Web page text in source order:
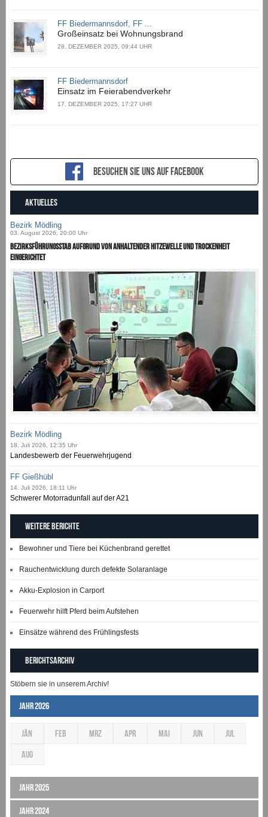
FF Biedermannsdorf, FF ...
Großeinsatz bei Wohnungsbrand
28. DEZEMBER 2025, 09:44 UHR
FF Biedermannsdorf
Einsatz im Feierabendverkehr
17. DEZEMBER 2025, 17:27 UHR
Besuchen sie uns auf Facebook
AKTUELLES
Bezirk Mödling
03. August 2026, 20:00 Uhr
Bezirksführungsstab aufgrund von anhaltender Hitzewelle und Trockenheit
eingerichtet
Bezirk Mödling
18. Juli 2026, 12:35 Uhr
Landesbewerb der Feuerwehrjugend
FF Gießhübl
14. Juli 2026, 18:11 Uhr
Schwerer Motorradunfall auf der A21
Weitere Berichte
Bewohner und Tiere bei Küchenbrand gerettet
Rauchentwicklung durch defekte Solaranlage
Akku-Explosion in Carport
Feuerwehr hilft Pferd beim Aufstehen
Einsätze während des Frühlingsfests
Berichtsarchiv
Stöbern sie in unserem Archiv!
Jahr 2026
JÄN FEB MRZ APR MAI JUN JUL
AUG
Jahr 2025
Jahr 2024